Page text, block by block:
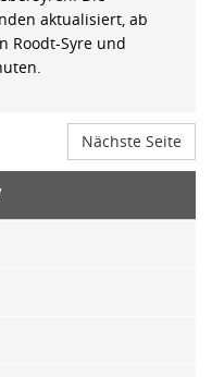
aktualisiert, ab
Roodt-Syre und
Nächste Seite